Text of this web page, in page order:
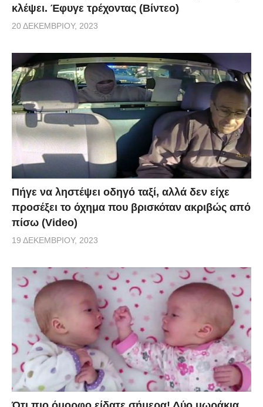
κλέψει. Έφυγε τρέχοντας (Βίντεο)
20 ΔΕΚΕΜΒΡΊΟΥ, 2023
Πήγε να ληστέψει οδηγό ταξί, αλλά δεν είχε
προσέξει το όχημα που βρισκόταν ακριβώς από
πίσω (Video)
19 ΔΕΚΕΜΒΡΊΟΥ, 2023